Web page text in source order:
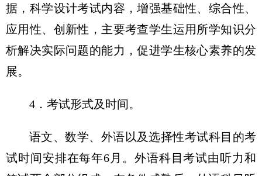
据，科学设计考试内容，增强基础性、综合性、
应用性、创新性，主要考查学生运用所学知识分
析解决实际问题的能力，促进学生核心素养的发
展。
4．考试形式及时间。
语文、数学、外语以及选择性考试科目的考
试时间安排在每年6月。外语科目考试由听力和